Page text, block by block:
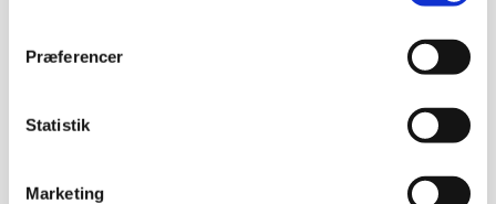
Præferencer
Statistik
Marketing